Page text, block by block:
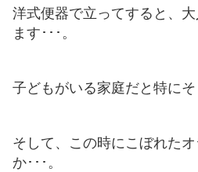
洋式便器で立ってすると、
ます･･･。
子どもがいる家庭だと特にそ
そして、この時にこぼれた
か･･･。